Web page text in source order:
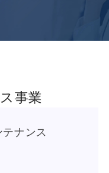
事業
ナンス